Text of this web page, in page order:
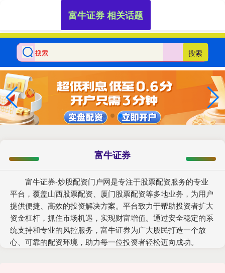
搜索
富牛证券
富牛证券-炒股配资门户网是专注于股票配资服务的专业
平台，覆盖山西股票配资、厦门股票配资等多地业务，为用户
提供便捷、高效的投资解决方案。平台致力于帮助投资者扩大
资金杠杆，抓住市场机遇，实现财富增值。通过安全稳定的系
统支持和专业的风控服务，富牛证券为广大股民打造一个放
心、可靠的配资环境，助力每一位投资者轻松迈向成功。
富牛证券 相关话题